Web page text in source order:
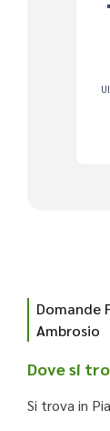
Domande
Ambrosio
Dove si
Si trova in